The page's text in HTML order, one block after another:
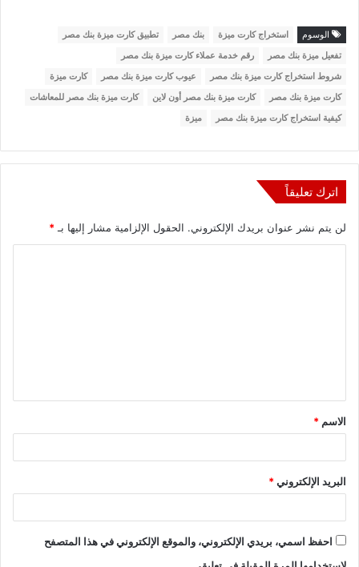
الوسوم استخراج كارت ميزة بنك مصر
تطبيق كارت ميزة بنك مصر
تفعيل ميزة بنك مصر
رقم خدمة عملاء كارت ميزة بنك مصر
شروط استخراج كارت ميزة بنك مصر
عيوب كارت ميزة بنك مصر
كارت ميزة
كارت ميزة بنك مصر
كارت ميزة بنك مصر أون لاين
كارت ميزة بنك مصر للمعاشات
كيفية استخراج كارت ميزة بنك مصر
ميزة
اترك تعليقاً
لن يتم نشر عنوان بريدك الإلكتروني. الحقول الإلزامية مشار إليها بـ *
ق
*
الاسم *
البريد الإلكتروني*
احفظ اسمي، بريدي الإلكتروني، والموقع الإلكتروني في هذا المتصفح